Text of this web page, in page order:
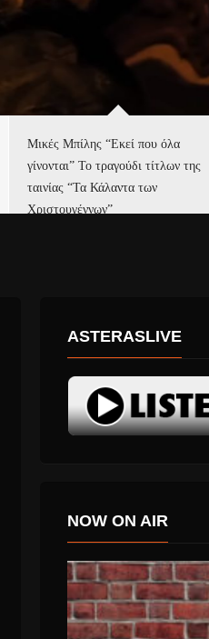
Μικές Μπίλης “Εκεί που όλα
γίνονται” Το τραγούδι τίτλων της
ταινίας “Τα Κάλαντα των
Χριστουγέννων”
ASTERASLIVE
NOW ON AIR